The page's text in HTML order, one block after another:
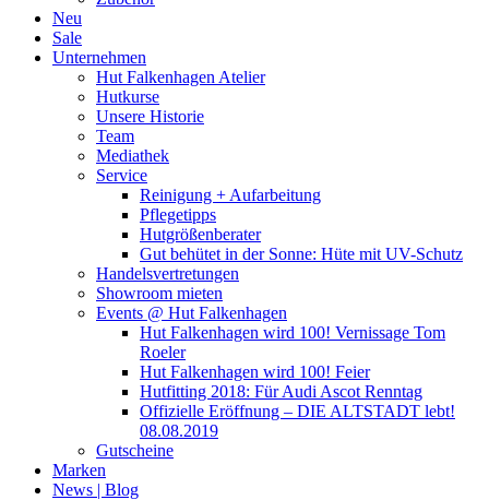
Neu
Sale
Unternehmen
Hut Falkenhagen Atelier
Hutkurse
Unsere Historie
Team
Mediathek
Service
Reinigung + Aufarbeitung
Pflegetipps
Hutgrößenberater
Gut behütet in der Sonne: Hüte mit UV-Schutz
Handelsvertretungen
Showroom mieten
Events @ Hut Falkenhagen
Hut Falkenhagen wird 100! Vernissage Tom
Roeler
Hut Falkenhagen wird 100! Feier
Hutfitting 2018: Für Audi Ascot Renntag
Offizielle Eröffnung – DIE ALTSTADT lebt!
08.08.2019
Gutscheine
Marken
News | Blog